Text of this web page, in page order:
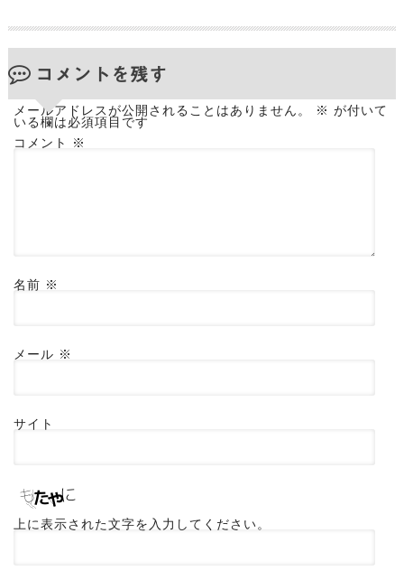
コメントを残す
メールアドレスが公開されることはありません。 ※ が付いて
いる欄は必須項目です
コメント ※
名前 ※
メール ※
サイト
上に表示された文字を入力してください。